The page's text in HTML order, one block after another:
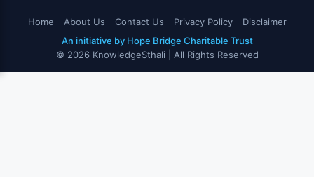
Home About Us Contact Us Privacy Policy
Disclaimer
An initiative by Hope Bridge Charitable Trust
© 2026 KnowledgeSthali | All Rights Reserved